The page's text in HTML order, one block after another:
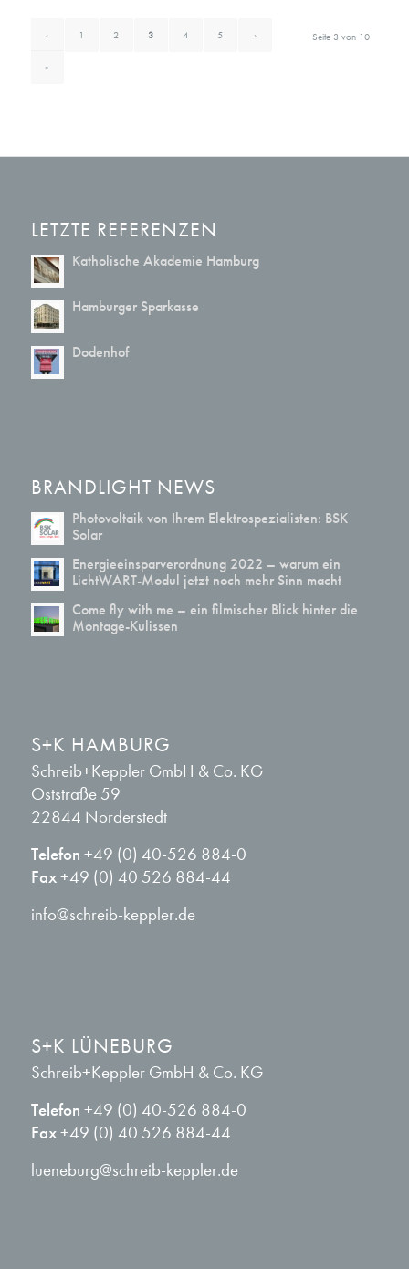
Seite 3 von 10
‹ 1 2 3 4 5 ›
»
LETZTE REFERENZEN
Katholische Akademie Hamburg
Hamburger Sparkasse
Dodenhof
BRANDLIGHT NEWS
Photovoltaik von Ihrem Elektrospezialisten: BSK
Solar
Energieeinsparverordnung 2022 – warum ein
LichtWART-Modul jetzt noch mehr Sinn macht
Come fly with me – ein filmischer Blick hinter die
Montage-Kulissen
S+K HAMBURG
Schreib+Keppler GmbH & Co. KG
Oststraße 59
22844 Norderstedt
Telefon +49 (0) 40-526 884-0
Fax+49 (0) 40 526 884-44
info@schreib-keppler.de
S+K LÜNEBURG
Schreib+Keppler GmbH & Co. KG
Telefon +49 (0) 40-526 884-0
Fax+49 (0) 40 526 884-44
lueneburg@schreib-keppler.de